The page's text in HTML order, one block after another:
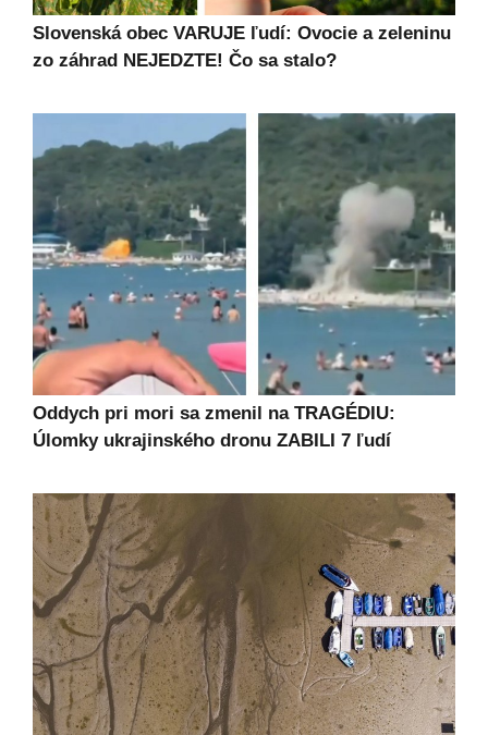
Slovenská obec VARUJE ľudí: Ovocie a zeleninu
zo záhrad NEJEDZTE! Čo sa stalo?
Oddych pri mori sa zmenil na TRAGÉDIU:
Úlomky ukrajinského dronu ZABILI 7 ľudí